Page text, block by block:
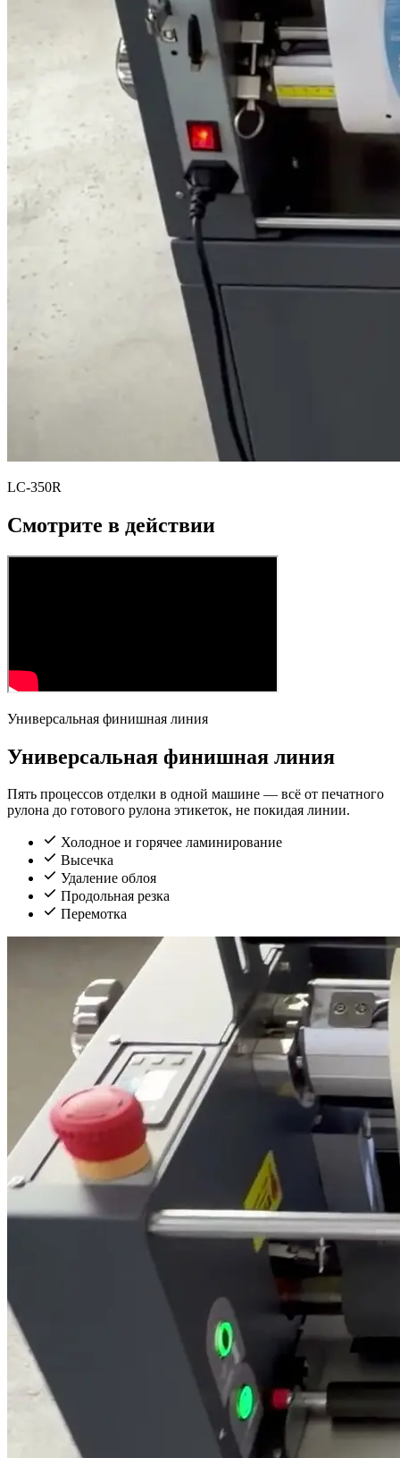
LC-350R
Смотрите в действии
Универсальная финишная линия
Универсальная финишная линия
Пять процессов отделки в одной машине — всё от печатного
рулона до готового рулона этикеток, не покидая линии.
Холодное и горячее ламинирование
Высечка
Удаление облоя
Продольная резка
Перемотка